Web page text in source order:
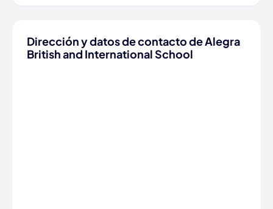
Dirección y datos de contacto de Alegra
British and International School